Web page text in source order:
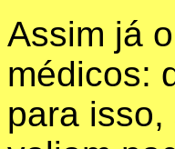
Assim já
médicos:
para